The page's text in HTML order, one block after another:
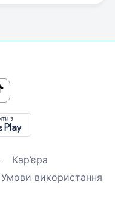
Кар’єра
Умови використання